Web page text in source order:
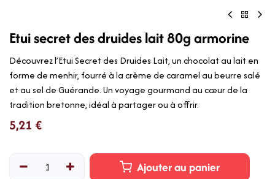
Etui secret des druides lait 80g armorine
Découvrez l’Etui Secret des Druides Lait, un chocolat au lait en
forme de menhir, fourré à la crème de caramel au beurre salé
et au sel de Guérande. Un voyage gourmand au cœur de la
tradition bretonne, idéal à partager ou à offrir.
5,21 €
Ajouter au panier